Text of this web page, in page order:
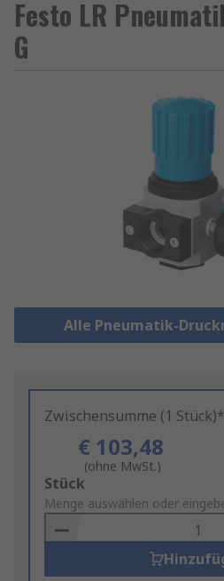
Festo LR
G
Alle Pneumatik-
Zwischensumme (1 Stück)*
€ 103,48
(ohne MwSt.)
Add
to
Basket
Stück
Menge auswählen oder